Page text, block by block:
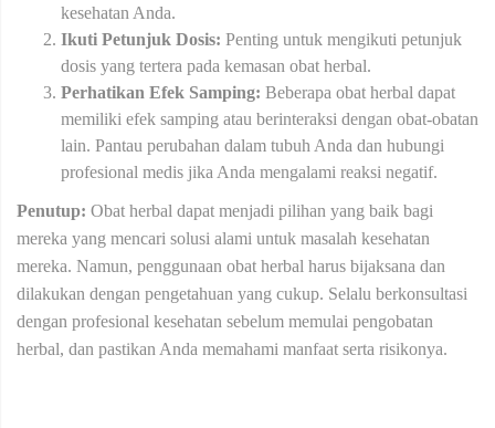
kesehatan Anda.
Ikuti Petunjuk Dosis: Penting untuk mengikuti petunjuk
dosis yang tertera pada kemasan obat herbal.
Perhatikan Efek Samping: Beberapa obat herbal dapat
memiliki efek samping atau berinteraksi dengan obat-obatan
lain. Pantau perubahan dalam tubuh Anda dan hubungi
profesional medis jika Anda mengalami reaksi negatif.
Penutup: Obat herbal dapat menjadi pilihan yang baik bagi
mereka yang mencari solusi alami untuk masalah kesehatan
mereka. Namun, penggunaan obat herbal harus bijaksana dan
dilakukan dengan pengetahuan yang cukup. Selalu berkonsultasi
dengan profesional kesehatan sebelum memulai pengobatan
herbal, dan pastikan Anda memahami manfaat serta risikonya.